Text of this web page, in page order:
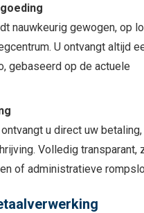
nauwkeurig gewogen, op
U ontvangt altijd
gebaseerd op de actuele
u direct uw
Volledig transparant,
of administratieve